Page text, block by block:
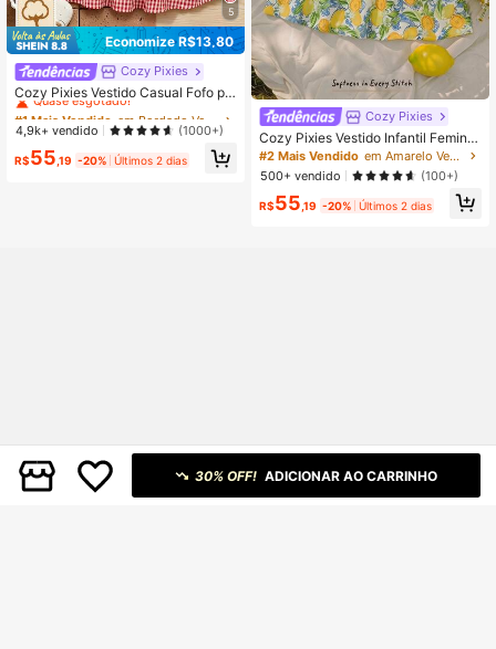
5
Economize R$13,80
Cozy Pixies
Cozy Pixies Vestido Casual Fofo pa
ra Meninas Bebês com Gola Franzi
da Colorblock, Estampa Xadrez e M
anga Bufante
#1 Mais Vendido
Quase esgotado!
#1 Mais Vendido
Quase esgotado!
#1 Mais Vendido
Quase esgotado!
#1 Mais Vendido
em Bordado Vestidos De Bebê Meninas
Quase esgotado!
4,9k+ vendido (1000+)
R$55 ,19 -20% Últimos 2 dias
Cozy Pixies
Cozy Pixies Vestido Infantil Feminin
o com Estampa Floral, Recorte Colo
rido, Bainha Franzida e Cintura Mar
cada
#2 Mais Vendido
em Amarelo Vestidos De Bebê Meninas
500+ vendido
(100+)
R$55 ,19 -20% Últimos 2 dias
30% OFF! ADICIONAR AO CARRINHO